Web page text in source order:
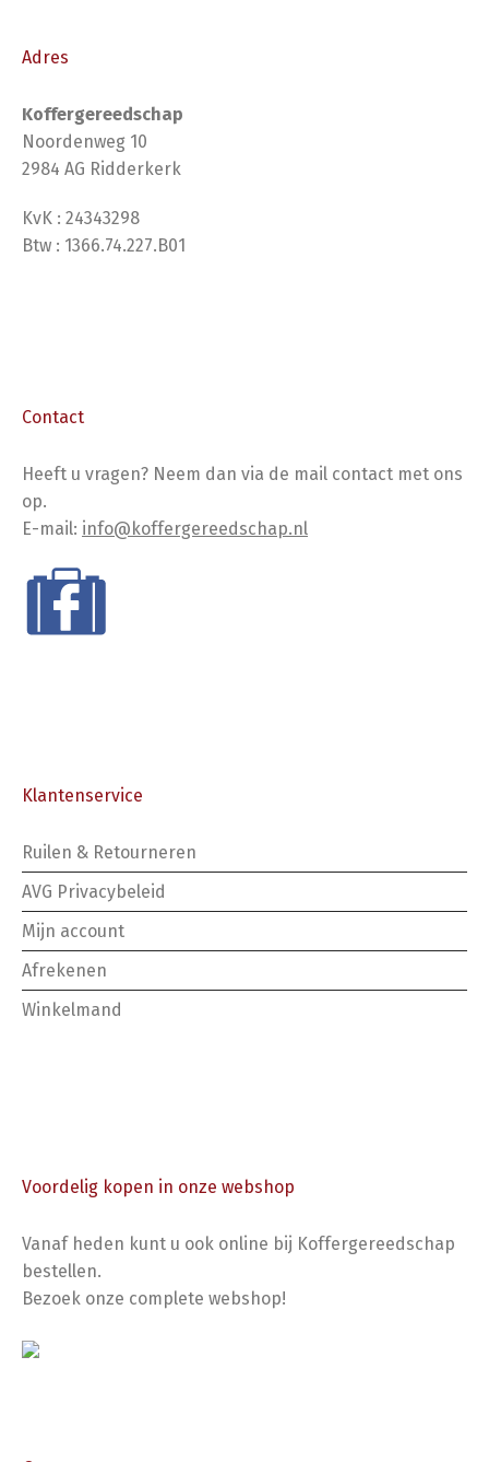
Adres
Koffergereedschap
Noordenweg 10
2984 AG Ridderkerk
KvK : 24343298
Btw : 1366.74.227.B01
Contact
Heeft u vragen? Neem dan via de mail contact met ons
op.
E-mail: info@koffergereedschap.nl
Klantenservice
Ruilen & Retourneren
AVG Privacybeleid
Mijn account
Afrekenen
Winkelmand
Voordelig kopen in onze webshop
Vanaf heden kunt u ook online bij Koffergereedschap
bestellen.
Bezoek onze complete webshop!